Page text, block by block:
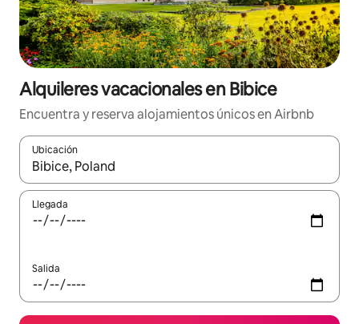
Alquileres vacacionales en Bibice
Encuentra y reserva alojamientos únicos en Airbnb
Ubicación
Cuando los resultados estén disponibles, navega con las
Llegada
Salida